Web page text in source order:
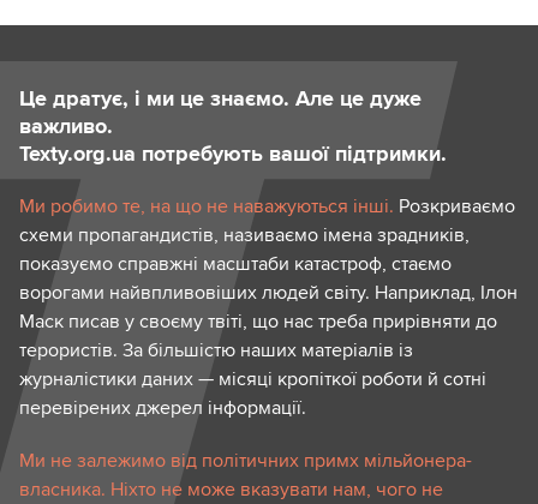
Це дратує, і ми це знаємо. Але це дуже
важливо.
Texty.org.ua потребують вашої підтримки.
Ми робимо те, на що не наважуються інші. Розкриваємо
схеми пропагандистів, називаємо імена зрадників,
показуємо справжні масштаби катастроф, стаємо
ворогами найвпливовіших людей світу. Наприклад, Ілон
Маск писав у своєму твіті, що нас треба прирівняти до
терористів. За більшістю наших матеріалів із
журналістики даних — місяці кропіткої роботи й сотні
перевірених джерел інформації.
Ми не залежимо від політичних примх мільйонера-
власника. Ніхто не може вказувати нам, чого не